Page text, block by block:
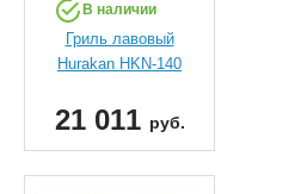
В наличии
Гриль лавовый
Hurakan HKN-140
21 011 руб.